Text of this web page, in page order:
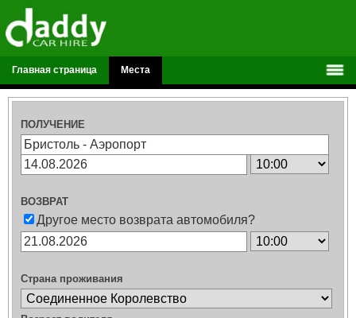
Главная страница Места
ПОЛУЧЕНИЕ
ВОЗВРАТ
Другое место возврата автомобиля?
Страна проживания